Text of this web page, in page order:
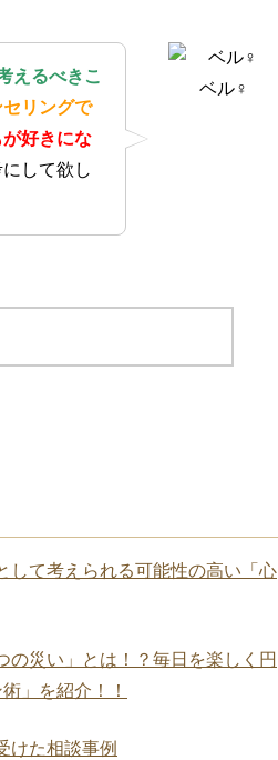
ベル♀
えるべきこ
リングで
が好きにな
して欲し
して考えられる可能性の高い「心
災い」とは！？毎日を楽しく円
」を紹介！！
けた相談事例